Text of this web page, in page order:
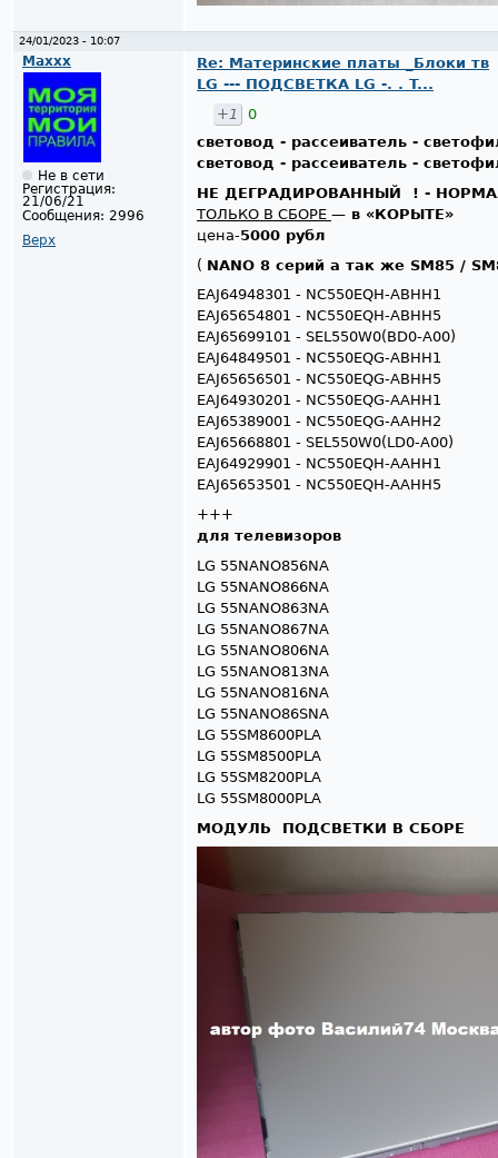
24/01/2023 - 10:07
Maxxx
Не в сети
Регистрация:
21/06/21
Сообщения: 2996
Верх
Re: Материнские платы _Блоки тв
LG --- ПОДСВЕТКА LG -. . T...
+1
0
световод - рассеиватель -
световод - рассеиватель -
НЕ ДЕГРАДИРОВАННЫЙ ! -
ТОЛЬКО В СБОРЕ — в «КОРЫТЕ»
цена-5000 рубл
( NANO 8 серий а так же SM85 /
EAJ64948301 - NC550EQH-ABHH1
EAJ65654801 - NC550EQH-ABHH5
EAJ65699101 - SEL550W0(BD0-A00)
EAJ64849501 - NC550EQG-ABHH1
EAJ65656501 - NC550EQG-ABHH5
EAJ64930201 - NC550EQG-AAHH1
EAJ65389001 - NC550EQG-AAHH2
EAJ65668801 - SEL550W0(LD0-A00)
EAJ64929901 - NC550EQH-AAHH1
EAJ65653501 - NC550EQH-AAHH5
+++
для телевизоров
LG 55NANO856NA
LG 55NANO866NA
LG 55NANO863NA
LG 55NANO867NA
LG 55NANO806NA
LG 55NANO813NA
LG 55NANO816NA
LG 55NANO86SNA
LG 55SM8600PLA
LG 55SM8500PLA
LG 55SM8200PLA
LG 55SM8000PLA
МОДУЛЬ ПОДСВЕТКИ В СБОРЕ